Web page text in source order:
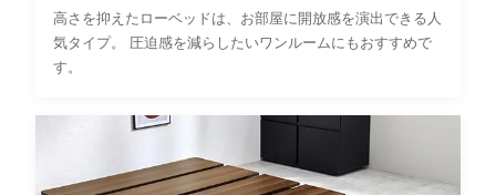
高さを抑えたローベッドは、お部屋に開放感を演出できる人
気タイプ。 圧迫感を減らしたいワンルームにもおすすめで
す。